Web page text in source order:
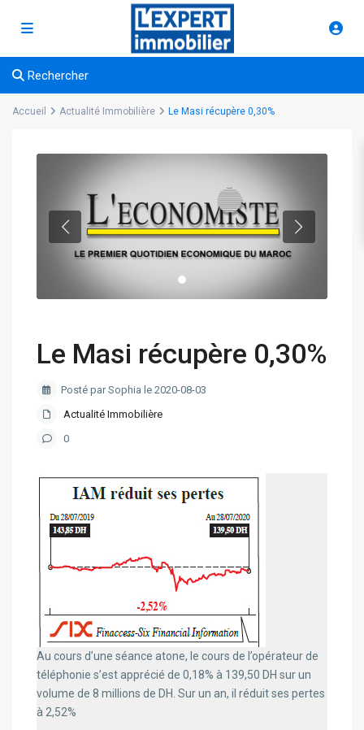
Rechercher
Accueil Actualité Immobilière Le Masi récupère 0,30%
Le Masi récupère 0,30%
Posté par Sophia le 2020-08-03
Actualité Immobilière
0
Au cours d’une séance atone, le cours de l’opérateur de
téléphonie s’est apprécié de 0,18% à 139,50 DH sur un
volume de 8 millions de DH. Sur un an, il réduit ses pertes
à 2,52%​